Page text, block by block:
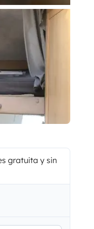
gratuita y sin